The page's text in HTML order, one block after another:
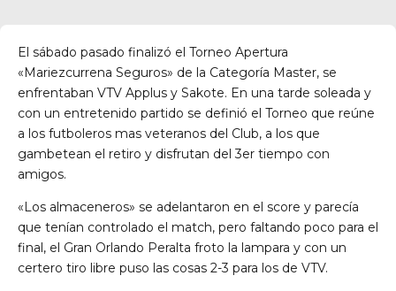
El sábado pasado finalizó el Torneo Apertura
«Mariezcurrena Seguros» de la Categoría Master, se
enfrentaban VTV Applus y Sakote. En una tarde soleada y
con un entretenido partido se definió el Torneo que reúne
a los futboleros mas veteranos del Club, a los que
gambetean el retiro y disfrutan del 3er tiempo con
amigos.
«Los almaceneros» se adelantaron en el score y parecía
que tenían controlado el match, pero faltando poco para el
final, el Gran Orlando Peralta froto la lampara y con un
certero tiro libre puso las cosas 2-3 para los de VTV.